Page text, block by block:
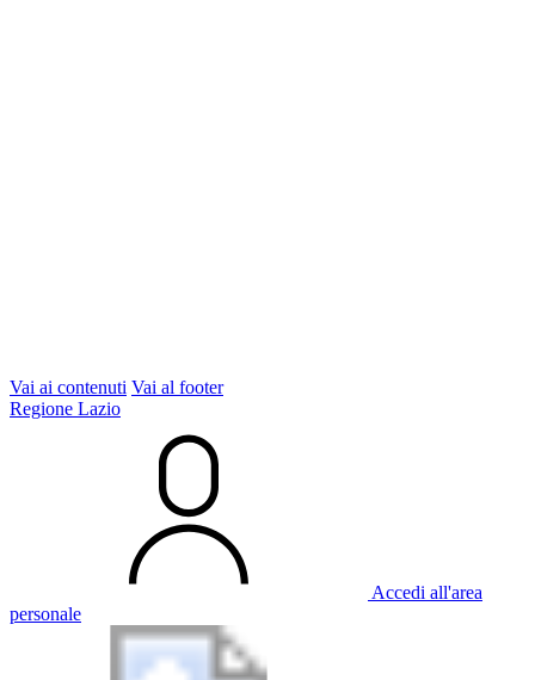
Vai ai contenuti Vai al footer
Regione Lazio
Accedi all'area
personale